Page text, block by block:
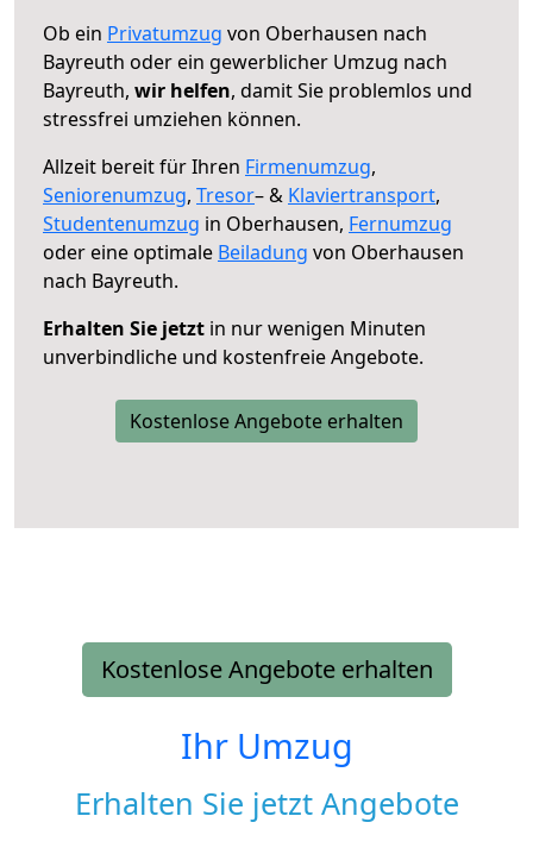
Ob ein Privatumzug von Oberhausen nach
Bayreuth oder ein gewerblicher Umzug nach
Bayreuth, wir helfen, damit Sie problemlos und
stressfrei umziehen können.
Allzeit bereit für Ihren Firmenumzug,
Seniorenumzug, Tresor– & Klaviertransport,
Studentenumzug in Oberhausen, Fernumzug
oder eine optimale Beiladung von Oberhausen
nach Bayreuth.
Erhalten Sie jetzt in nur wenigen Minuten
unverbindliche und kostenfreie Angebote.
Kostenlose Angebote erhalten
Kostenlose Angebote erhalten
Ihr Umzug
Erhalten Sie jetzt Angebote